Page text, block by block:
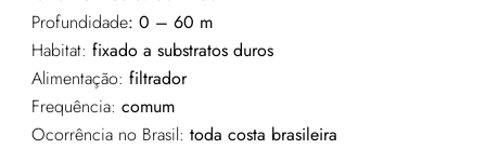
Profundidade: 0 – 60 m
Habitat: fixado a substratos duros
Alimentação: filtrador
Frequência: comum
Ocorrência no Brasil: toda costa brasileira